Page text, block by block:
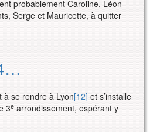
probablement Caroline, Léon
Serge et Mauricette, à quitter
à se rendre à Lyon[12] et s’installe
3e arrondissement, espérant y